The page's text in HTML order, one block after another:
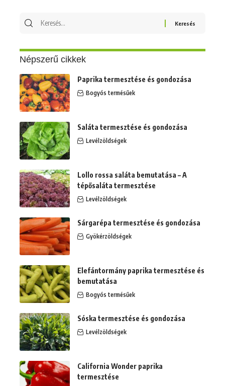
Népszerű cikkek
Paprika termesztése és gondozása
Bogyós termésűek
Saláta termesztése és gondozása
Levélzöldségek
Lollo rossa saláta bemutatása – A
tépősaláta termesztése
Levélzöldségek
Sárgarépa termesztése és gondozása
Gyökérzöldségek
Elefántormány paprika termesztése és
bemutatása
Bogyós termésűek
Sóska termesztése és gondozása
Levélzöldségek
California Wonder paprika
termesztése